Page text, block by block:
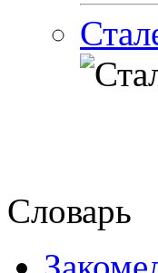
Словарь